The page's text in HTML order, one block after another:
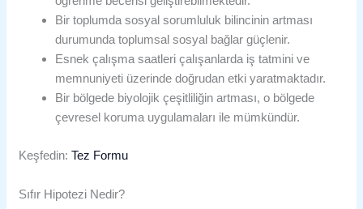
Bir toplumda sosyal sorumluluk bilincinin artması
durumunda toplumsal sosyal bağlar güçlenir.
Esnek çalışma saatleri çalışanlarda iş tatmini ve
memnuniyeti üzerinde doğrudan etki yaratmaktadır.
Bir bölgede biyolojik çeşitliliğin artması, o bölgede
çevresel koruma uygulamaları ile mümkündür.
Keşfedin:Tez Formu
Sıfır Hipotezi Nedir?